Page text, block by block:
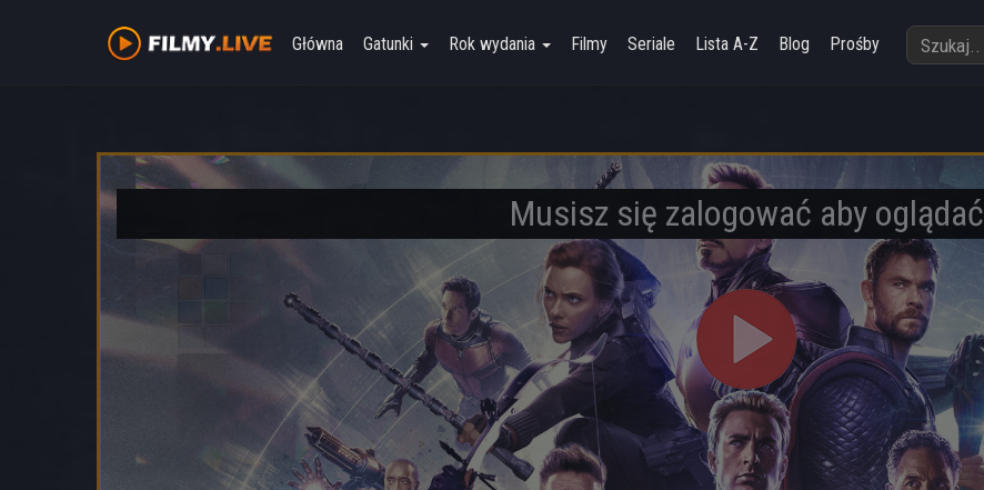
Główna Gatunki Rok wydania Filmy Seriale Lista A-Z Blog Prośby
Musisz się zalogować aby oglądać